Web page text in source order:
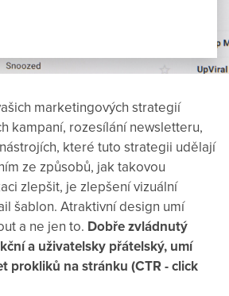
marketingových strategií
kampaní, rozesílání newsletteru,
které tuto strategii udělají
ze způsobů, jak takovou
zlepšit, je zlepšení vizuální
šablon. Atraktivní design umí
a ne jen to. Dobře zvládnutý
a uživatelsky přátelský, umí
prokliků na stránku (CTR - click